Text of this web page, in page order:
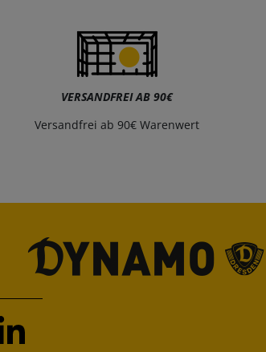
VERSANDFREI AB 90€
Versandfrei ab 90€ Warenwert